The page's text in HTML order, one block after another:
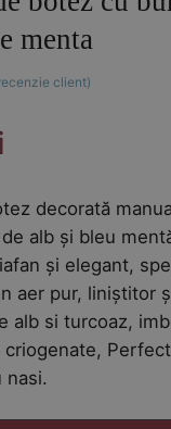
menta
client)
decorată
alb și bleu
și elegant,
aer pur, liniștitor
alb si turcoaz,
nasi.